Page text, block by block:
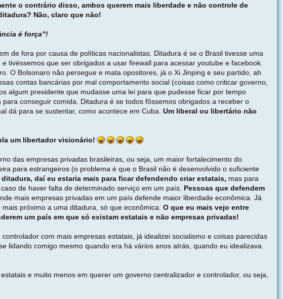
o contrário disso, ambos querem mais liberdade e não controle de
Não, claro que não!
é força"!
de fora por causa de políticas nacionalistas. Ditadura é se o Brasil tivesse uma
tivéssemos que ser obrigados a usar firewall para acessar youtube e facebook.
O Bolsonaro não persegue e mata opositores, já o Xi Jinping e seu partido, ah
contas bancárias por mal comportamento social (coisas como criticar governo,
algum presidente que mudasse uma lei para que pudesse ficar por tempo
conseguir comida. Ditadura é se todos fôssemos obrigados a receber o
dá para se sustentar, como acontece em Cuba. Um liberal ou libertário não
um libertador visionário!
das empresas privadas brasileiras, ou seja, um maior fortalecimento do
para estrangeiros (o problema é que o Brasil não é desenvolvido o suficiente
daí eu estaria mais para ficar defendendo criar estatais, mas para
de haver falta de determinado serviço em um país. Pessoas que defendem
mais empresas privadas em um país defende maior liberdade econômica. Já
próximo a uma ditadura, só que econômica. O que eu mais vejo entre
um país em que só existam estatais e não empresas privadas!
com mais empresas estatais, já idealizei socialismo e coisas parecidas
lidando comigo mesmo quando era há vários anos atrás, quando eu idealizava
e muito menos em querer um governo centralizador e controlador, ou seja,